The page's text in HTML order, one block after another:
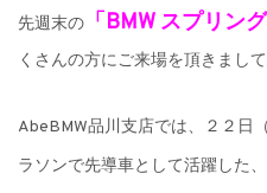
先週末の 「BMW スプリン
くさんの方にご来場を頂きまし
AbeBMW品川支店では、２２日
ラソンで先導車として活躍した、